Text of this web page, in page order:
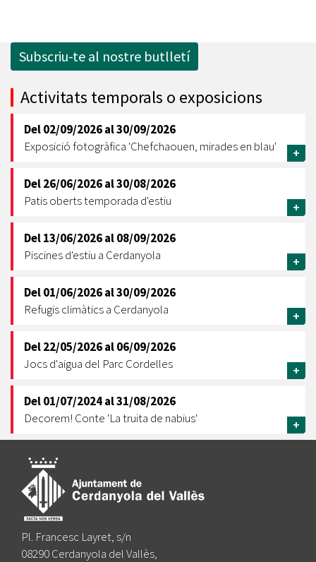
Subscriu-te al nostre butlletí
Activitats temporals o exposicions
Del02/09/2026al30/09/2026
Exposició fotogràfica 'Chefchaouen, mirades en blau'
+
Del26/06/2026al30/08/2026
Patis oberts temporada d'estiu
+
Del13/06/2026al08/09/2026
Piscines d'estiu a Cerdanyola
+
Del01/06/2026al30/09/2026
Refugis climàtics a Cerdanyola
+
Del22/05/2026al06/09/2026
Jocs d'aigua del Parc Cordelles
+
Del01/07/2024al31/08/2026
Decorem! Conte 'La truita de nabius'
+
Pl. Francesc Layret, s/n
08290 Cerdanyola del Vallès,